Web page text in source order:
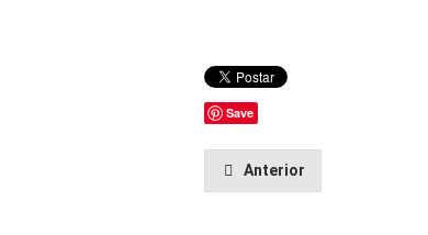
Save
Anterior